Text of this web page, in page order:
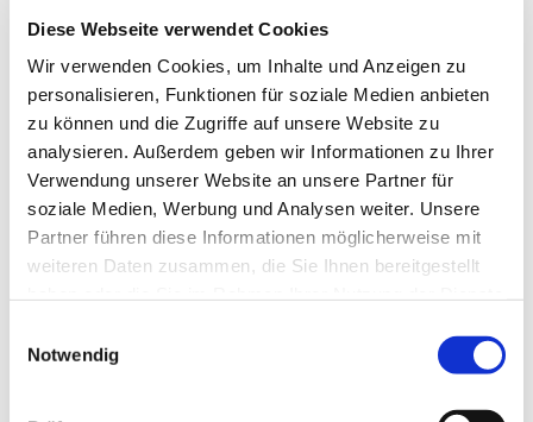
Diese Webseite verwendet Cookies
Wir verwenden Cookies, um Inhalte und Anzeigen zu
personalisieren, Funktionen für soziale Medien anbieten
zu können und die Zugriffe auf unsere Website zu
analysieren. Außerdem geben wir Informationen zu Ihrer
Verwendung unserer Website an unsere Partner für
soziale Medien, Werbung und Analysen weiter. Unsere
Partner führen diese Informationen möglicherweise mit
weiteren Daten zusammen, die Sie Ihnen bereitgestellt
Hinweis:Bitte beachten Sie, dass nicht alle Inhalte der
Seiten angezeigt werden, wenn Sie Cookies ablehnen.
Notwendig
die Kirche. Unterschiedlich gestaltete Grabsteine
spiegeln Lebenswege und sozialen Wandel wider.
Steinmetzarbeiten mit stilisierten Seemonstern machen
den maritimen Bezug sichtbar und laden dazu ein,
verborgene Geschichten zu entdecken. Direkt am
Fernradweg Mönchsweg gelegen, ist die Kirche ein
reizvoller Zwischenstopp für Radreisende sowie für
Architektur- und Geschichtsinteressierte.
Gut zu wissen